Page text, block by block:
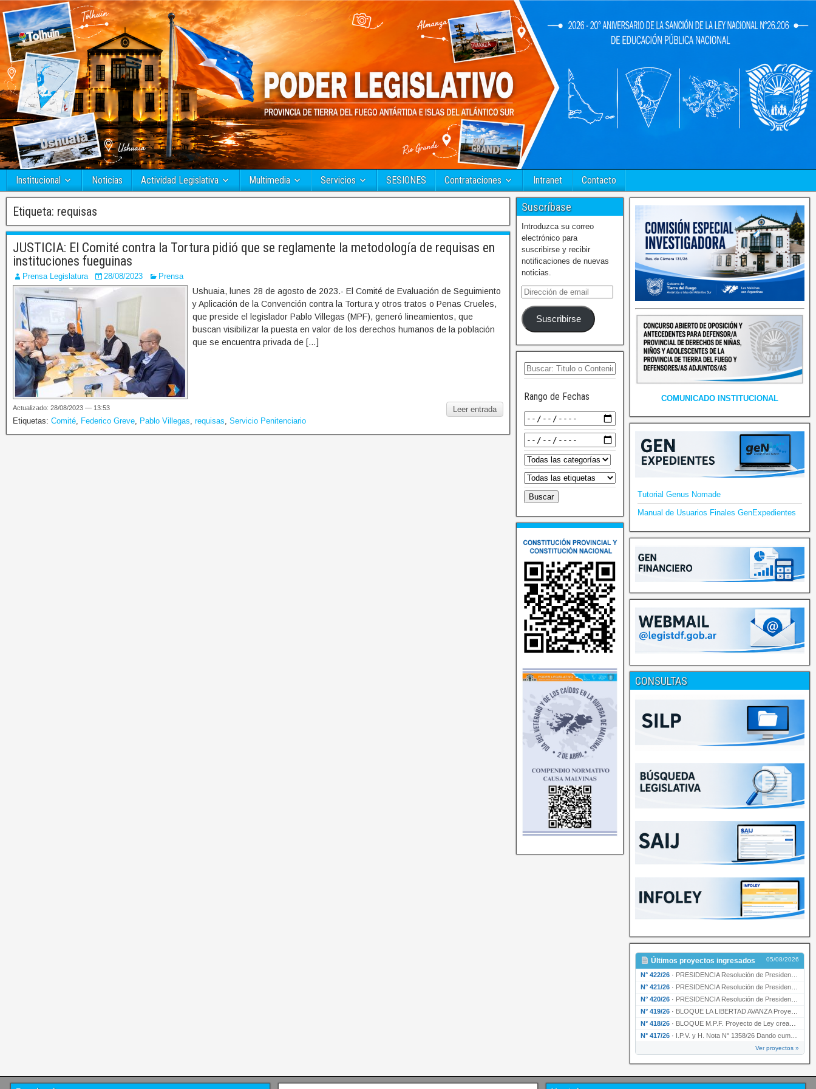
Institucional Noticias Actividad Legislativa Multimedia Servicios SESIONES Contrataciones Intranet Contacto
Etiqueta: requisas
JUSTICIA: El Comité contra la Tortura pidió que se reglamente la metodología de requisas en
instituciones fueguinas
Prensa Legislatura 28/08/2023 Prensa
Ushuaia, lunes 28 de agosto de 2023.- El Comité de Evaluación de Seguimiento
y Aplicación de la Convención contra la Tortura y otros tratos o Penas Crueles,
que preside el legislador Pablo Villegas (MPF), generó lineamientos, que
buscan visibilizar la puesta en valor de los derechos humanos de la población
que se encuentra privada de […]
Leer entrada
Actualizado: 28/08/2023 — 13:53
Etiquetas: Comité, Federico Greve, Pablo Villegas, requisas, Servicio Penitenciario
Suscríbase
Introduzca su correo
electrónico para
suscribirse y recibir
notificaciones de nuevas
noticias.
Suscribirse
Rango de Fechas COMUNICADO INSTITUCIONAL
Tutorial Genus Nomade
Manual de Usuarios Finales GenExpedientes
CONSULTAS
Últimos proyectos ingresados 05/08/2026
N° 422/26 · PRESIDENCIA Resolución de Presidencia N° 200/26 para su ratificación.
N° 421/26 · PRESIDENCIA Resolución de Presidencia N° 199/26 para su ratificación.
N° 420/26 · PRESIDENCIA Resolución de Presidencia N° 198/26 para su ratificación.
N° 419/26 · BLOQUE LA LIBERTAD AVANZA Proyecto de Ley declarando la esencialidad del servicio educativ…
N° 418/26 · BLOQUE M.P.F. Proyecto de Ley creando el Ente Único Regulador de servicios públicos de la …
N° 417/26 · I.P.V. y H. Nota N° 1358/26 Dando cumplimiento al artículo 29 de la Ley provincial N° 1399…
Ver proyectos »